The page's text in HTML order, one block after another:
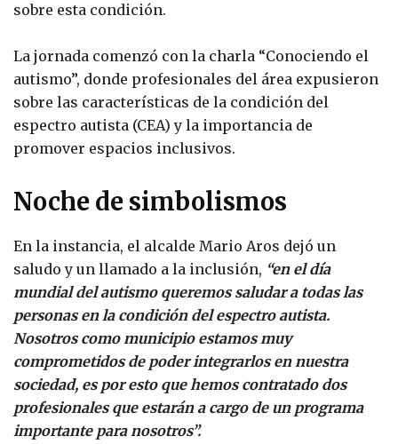
sobre esta condición.
La jornada comenzó con la charla “Conociendo el
autismo”, donde profesionales del área expusieron
sobre las características de la condición del
espectro autista (CEA) y la importancia de
promover espacios inclusivos.
Noche de simbolismos
En la instancia, el alcalde Mario Aros dejó un
saludo y un llamado a la inclusión, “en el día
mundial del autismo queremos saludar a todas las
personas en la condición del espectro autista.
Nosotros como municipio estamos muy
comprometidos de poder integrarlos en nuestra
sociedad, es por esto que hemos contratado dos
profesionales que estarán a cargo de un programa
importante para nosotros”.